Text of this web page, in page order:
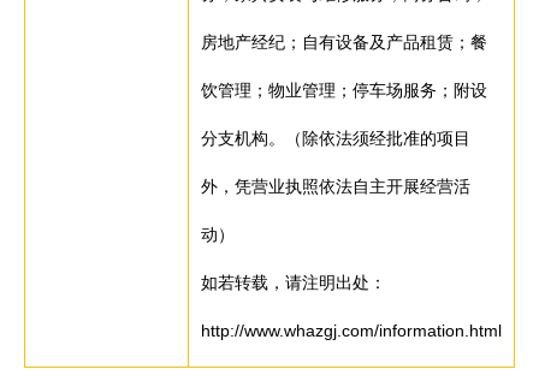
房地产经纪；自有设备及产品租赁；餐
饮管理；物业管理；停车场服务；附设
分支机构。（除依法须经批准的项目
外，凭营业执照依法自主开展经营活
动）
如若转载，请注明出处：
http://www.whazgj.com/information.html